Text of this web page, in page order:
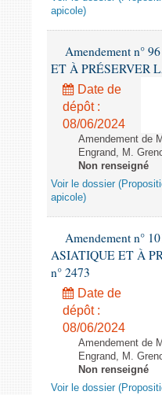
apicole)
Amendement n°
ET À PRÉSERVER
Date de
dépôt :
08/06/2024
Amendement de
Engrand, M.
Non renseigné
Voir le dossier
apicole)
Amendement n°
ASIATIQUE ET À
n° 2473
Date de
dépôt :
08/06/2024
Amendement de
Engrand, M.
Non renseigné
Voir le dossier